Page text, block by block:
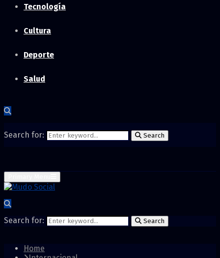
Tecnología
Cultura
Deporte
Salud
Search for: Search
Search for: Search
Home